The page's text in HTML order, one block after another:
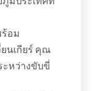
อม
นเกียร์ คุณ
ะหว่างขับขี่